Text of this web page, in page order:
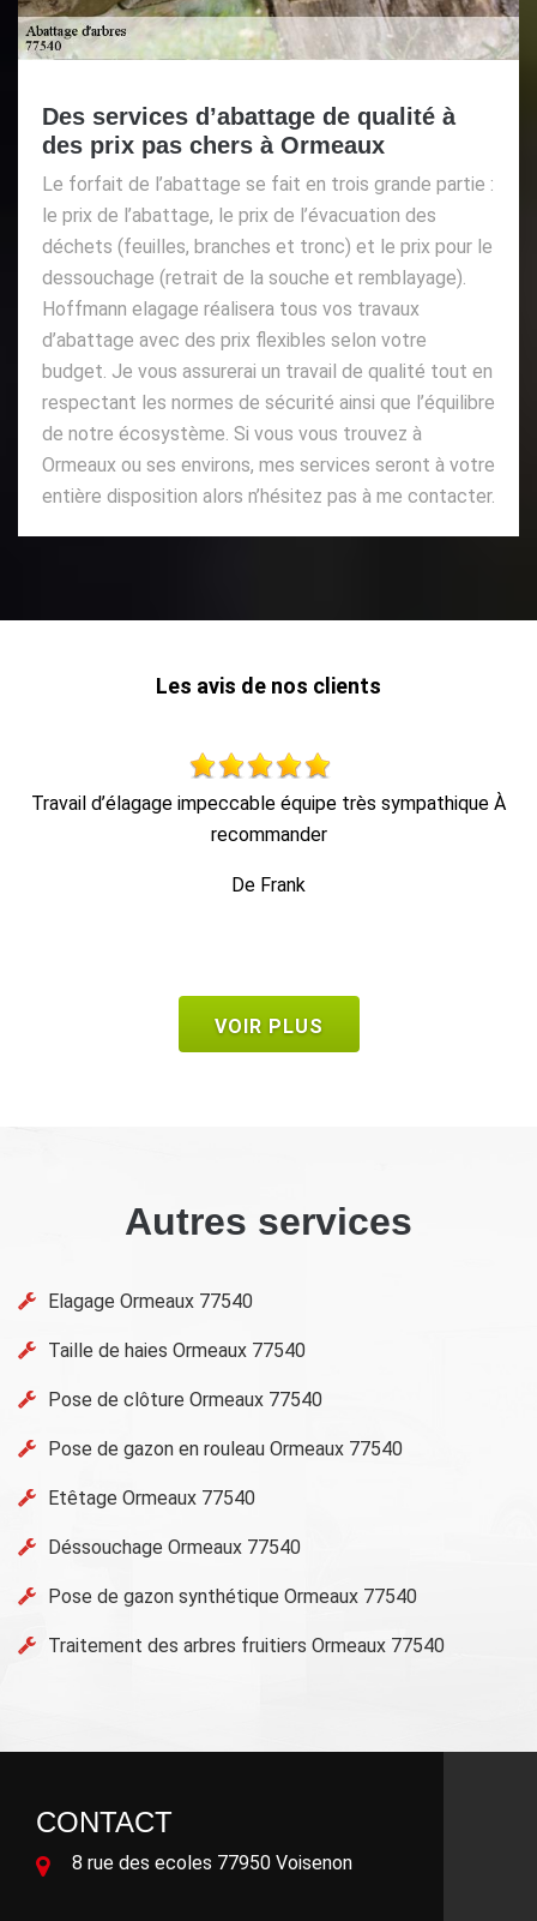
Des services d’abattage de qualité à
des prix pas chers à Ormeaux
Le forfait de l’abattage se fait en trois grande partie :
le prix de l’abattage, le prix de l’évacuation des
déchets (feuilles, branches et tronc) et le prix pour le
dessouchage (retrait de la souche et remblayage).
Hoffmann elagage réalisera tous vos travaux
d’abattage avec des prix flexibles selon votre
budget. Je vous assurerai un travail de qualité tout en
respectant les normes de sécurité ainsi que l’équilibre
de notre écosystème. Si vous vous trouvez à
Ormeaux ou ses environs, mes services seront à votre
entière disposition alors n’hésitez pas à me contacter.
Les avis de nos clients
Travail soigné, très professionnel et efficace. M. Hoffmann
est sympathique et donne également de bons conseils. Je
problème.
VOIR PLUS
Autres services
Elagage Ormeaux 77540
Taille de haies Ormeaux 77540
Pose de clôture Ormeaux 77540
Pose de gazon en rouleau Ormeaux 77540
Etêtage Ormeaux 77540
Déssouchage Ormeaux 77540
Pose de gazon synthétique Ormeaux 77540
Traitement des arbres fruitiers Ormeaux 77540
CONTACT
8 rue des ecoles 77950 Voisenon